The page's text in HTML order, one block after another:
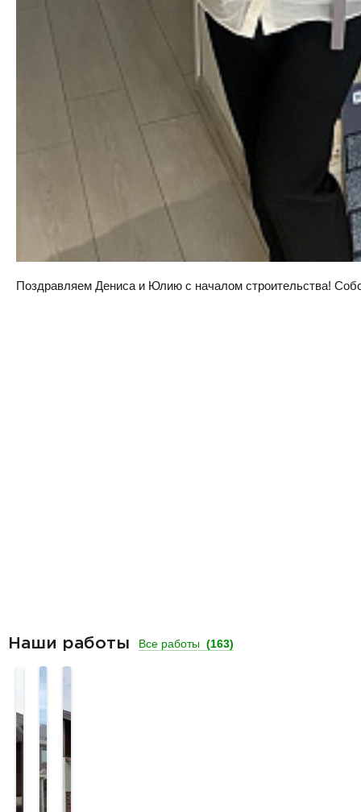
Поздравляем Дениса и Юлию с началом строительства!
Наши работы Все работы (163)